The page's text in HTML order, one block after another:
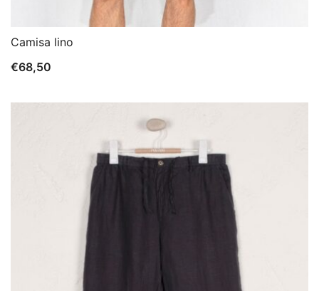
Camisa lino
€68,50